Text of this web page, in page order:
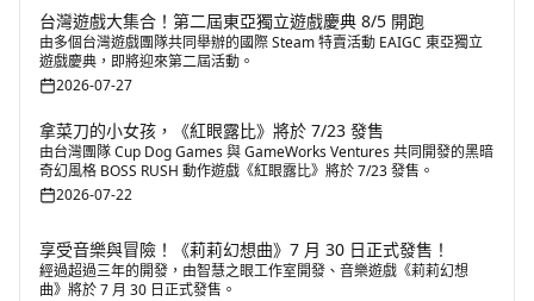
台灣遊戲大集合！第二屆東亞獨立遊戲慶典 8/5 開跑
由多個台灣遊戲團隊共同舉辦的國際 Steam 特賣活動 EAIGC 東亞獨立
遊戲慶典，即將迎來第二屆活動。
2026-07-27
拿菜刀的小女孩，《紅眼露比》將於 7/23 發售
由台灣團隊 Cup Dog Games 與 GameWorks Ventures 共同開發的黑暗
奇幻風格 BOSS RUSH 動作遊戲《紅眼露比》將於 7/23 發售。
2026-07-22
享受音樂與冒險！《莉莉幻想曲》7 月 30 日正式發售！
經過超過三年的開發，由智慧之眼工作室開發、音樂遊戲《莉莉幻想
曲》將於 7 月 30 日正式發售。